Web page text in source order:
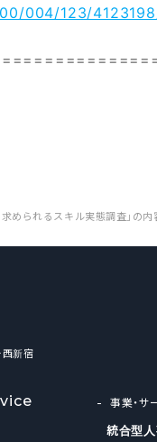
004/123/
められるスキル実態調査」の
新宿
事業・サ
統合型人